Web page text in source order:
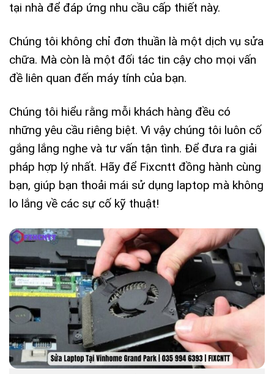
tại nhà để đáp ứng nhu cầu cấp thiết này.
Chúng tôi không chỉ đơn thuần là một dịch vụ sửa
chữa. Mà còn là một đối tác tin cậy cho mọi vấn
đề liên quan đến máy tính của bạn.
Chúng tôi hiểu rằng mỗi khách hàng đều có
những yêu cầu riêng biệt. Vì vậy chúng tôi luôn cố
gắng lắng nghe và tư vấn tận tình. Để đưa ra giải
pháp hợp lý nhất. Hãy để Fixcntt đồng hành cùng
bạn, giúp bạn thoải mái sử dụng laptop mà không
lo lắng về các sự cố kỹ thuật!